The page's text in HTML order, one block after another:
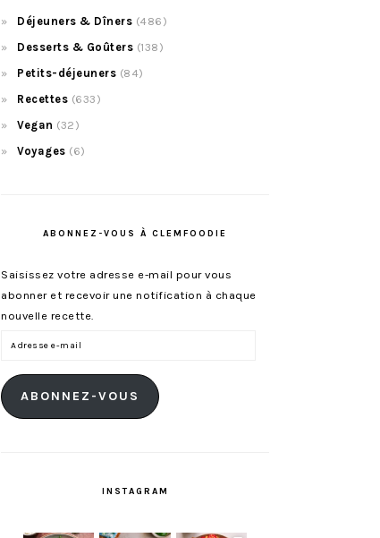
Déjeuners & Dîners (486)
Desserts & Goûters (138)
Petits-déjeuners (84)
Recettes (633)
Vegan (32)
Voyages (6)
ABONNEZ-VOUS À CLEMFOODIE
Saisissez votre adresse e-mail pour vous
abonner et recevoir une notification à chaque
nouvelle recette.
Adresse
mail
ABONNEZ-VOUS
INSTAGRAM